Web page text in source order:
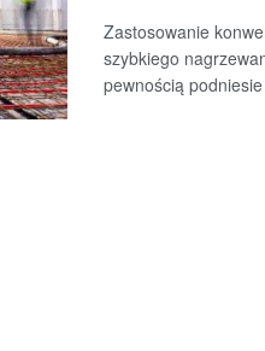
Zastosowanie
szybkiego
pewnością